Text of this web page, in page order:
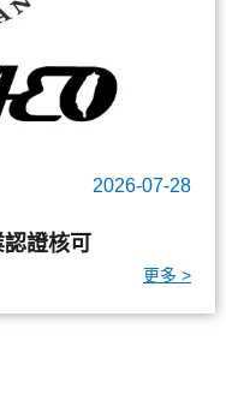
及家庭護理用品原